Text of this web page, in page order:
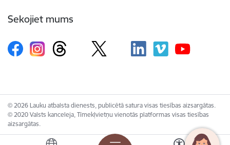
Sekojiet mums
© 2026 Lauku atbalsta dienests, publicētā satura visas tiesības aizsargātas.
© 2020 Valsts kanceleja, Tīmekļvietņu vienotās platformas visas tiesības
aizsargātas.